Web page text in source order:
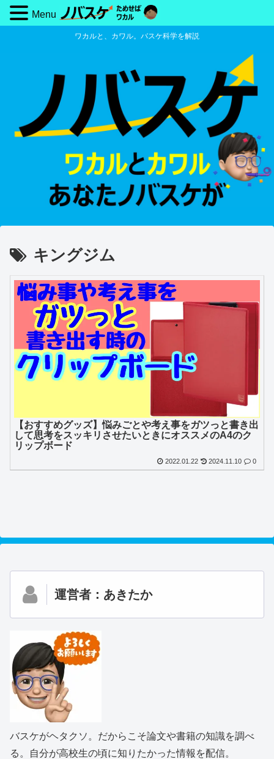
ワカルと、カワル。バスケ科学を解説
キングジム
【おすすめグッズ】悩みごとや考え事をガツっと書き出
して思考をスッキリさせたいときにオススメのA4のク
リップボード
2022.01.22 2024.11.10 0
運営者：あきたか
バスケがヘタクソ。だからこそ論文や書籍の知識を調べ
る。自分が高校生の頃に知りたかった情報を配信。
Menu